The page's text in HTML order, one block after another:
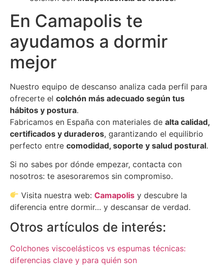
En Camapolis te
ayudamos a dormir
mejor
Nuestro equipo de descanso analiza cada perfil para
ofrecerte el colchón más adecuado según tus
hábitos y postura.
Fabricamos en España con materiales de alta calidad,
certificados y duraderos, garantizando el equilibrio
perfecto entre comodidad, soporte y salud postural.
Si no sabes por dónde empezar, contacta con
nosotros: te asesoraremos sin compromiso.
Visita nuestra web:Camapolis y descubre la
diferencia entre dormir… y descansar de verdad.
Otros artículos de interés:
Colchones viscoelásticos vs espumas técnicas:
diferencias clave y para quién son